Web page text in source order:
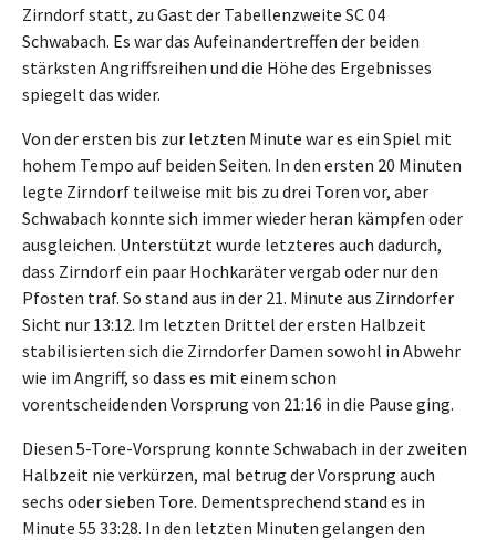
Zirndorf statt, zu Gast der Tabellenzweite SC 04
Schwabach. Es war das Aufeinandertreffen der beiden
stärksten Angriffsreihen und die Höhe des Ergebnisses
spiegelt das wider.
Von der ersten bis zur letzten Minute war es ein Spiel mit
hohem Tempo auf beiden Seiten. In den ersten 20 Minuten
legte Zirndorf teilweise mit bis zu drei Toren vor, aber
Schwabach konnte sich immer wieder heran kämpfen oder
ausgleichen. Unterstützt wurde letzteres auch dadurch,
dass Zirndorf ein paar Hochkaräter vergab oder nur den
Pfosten traf. So stand aus in der 21. Minute aus Zirndorfer
Sicht nur 13:12. Im letzten Drittel der ersten Halbzeit
stabilisierten sich die Zirndorfer Damen sowohl in Abwehr
wie im Angriff, so dass es mit einem schon
vorentscheidenden Vorsprung von 21:16 in die Pause ging.
Diesen 5-Tore-Vorsprung konnte Schwabach in der zweiten
Halbzeit nie verkürzen, mal betrug der Vorsprung auch
sechs oder sieben Tore. Dementsprechend stand es in
Minute 55 33:28. In den letzten Minuten gelangen den